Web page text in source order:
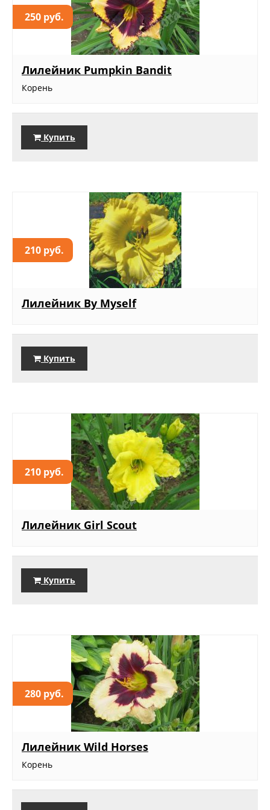
250 руб.
Лилейник Pumpkin Bandit
Корень
Купить
210 руб.
Лилейник By Myself
Купить
210 руб.
Лилейник Girl Scout
Купить
280 руб.
Лилейник Wild Horses
Корень